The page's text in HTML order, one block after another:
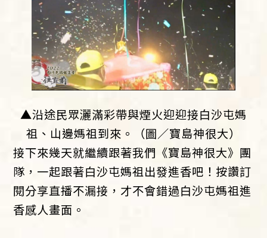
▲沿途民眾灑滿彩帶與煙火迎迎接白沙屯媽
祖、山邊媽祖到來。（圖／寶島神很大）
接下來幾天就繼續跟著我們《寶島神很大》團
隊，一起跟著白沙屯媽祖出發進香吧！按讚訂
閱分享直播不漏接，才不會錯過白沙屯媽祖進
香感人畫面。